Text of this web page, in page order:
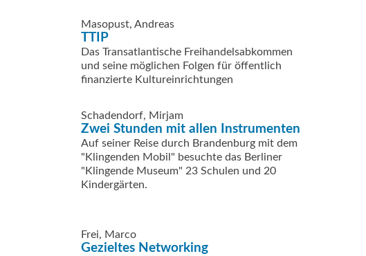
Masopust, Andreas
TTIP
Das Transatlantische Freihandelsabkommen
und seine möglichen Folgen für öffentlich
finanzierte Kultureinrichtungen
Schadendorf, Mirjam
Zwei Stunden mit allen Instrumenten
Auf seiner Reise durch Brandenburg mit dem
"Klingenden Mobil" besuchte das Berliner
"Klingende Museum" 23 Schulen und 20
Kindergärten.
Frei, Marco
Gezieltes Networking